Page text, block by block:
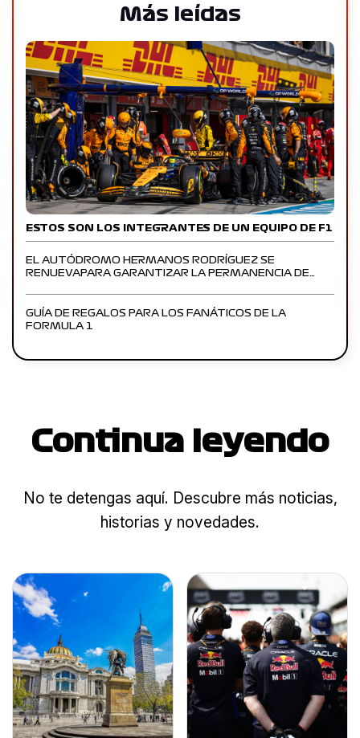
Más leídas
ESTOS SON LOS INTEGRANTES DE UN EQUIPO DE F1
EL AUTÓDROMO HERMANOS RODRÍGUEZ SE
RENUEVAPARA GARANTIZAR LA PERMANENCIA DE…
GUÍA DE REGALOS PARA LOS FANÁTICOS DE LA
FORMULA 1
Continua leyendo
No te detengas aquí. Descubre más noticias,
historias y novedades.